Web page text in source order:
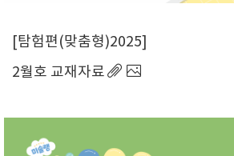
탐험편(맞춤형)2025
2월호 교재자료